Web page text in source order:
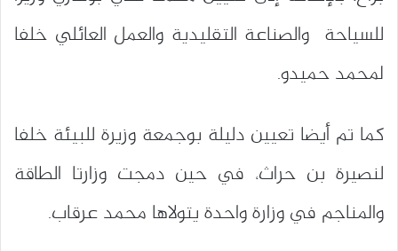
للسياحة والصناعة التقليدية والعمل العائلي خلفا
لمحمد حميدو.
كما تم أيضا تعيين دليلة بوجمعة وزيرة للبيئة خلفا
لنصيرة بن حراث، في حين دمجت وزارتا الطاقة
والمناجم في وزارة واحدة يتولاها محمد عرقاب.